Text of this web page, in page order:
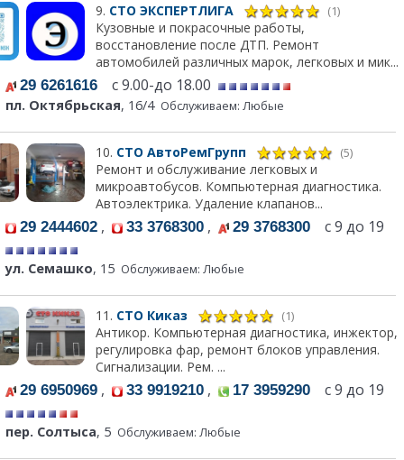
9. СТО ЭКСПЕРТЛИГА (1)
Кузовные и покрасочные работы,
восстановление после ДТП. Ремонт
автомобилей различных марок, легковых и мик...
29 6261616 с 9.00-до 18.00
пл. Октябрьская, 16/4 Обслуживаем: Любые
10. СТО АвтоРемГрупп (5)
Ремонт и обслуживание легковых и
микроавтобусов. Компьютерная диагностика.
Автоэлектрика. Удаление клапанов...
29 2444602 , 33 3768300 , 29 3768300 с 9 до 19
ул. Семашко, 15 Обслуживаем: Любые
11. СТО Киказ (1)
Антикор. Компьютерная диагностика, инжектор,
регулировка фар, ремонт блоков управления.
Сигнализации. Рем. ...
29 6950969 , 33 9919210 , 17 3959290 с 9 до 19
пер. Солтыса, 5 Обслуживаем: Любые